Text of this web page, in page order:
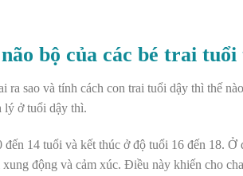
bộ của các bé trai tuổi
sao và tính cách con trai tuổi dậy thì thế
lý ở tuổi dậy thì.
đến 14 tuổi và kết thúc ở độ tuổi 16 đến 18.
động và cảm xúc. Điều này khiến cho